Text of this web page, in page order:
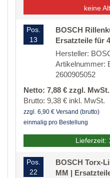
keine
Pos.
13
BOSCH
Ersatzteile für
Hersteller:
Artikelnummer:
2600905052
Netto: 7,88 € zzgl. MwSt.
Brutto: 9,38 € inkl. MwSt.
zzgl. 6,90 € Versand (brutto)
einmalig pro Bestellung
Lieferzeit:
Pos.
22
BOSCH Torx-
MM |